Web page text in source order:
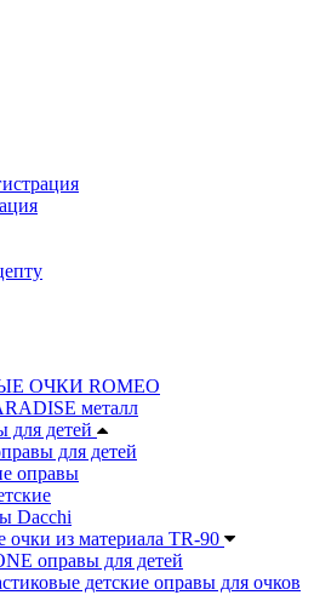
ОЧКИ ROMEO
металл
для детей
для детей
оправы
Dacchi
очки из материала TR-90
оправы для детей
детские оправы для очков